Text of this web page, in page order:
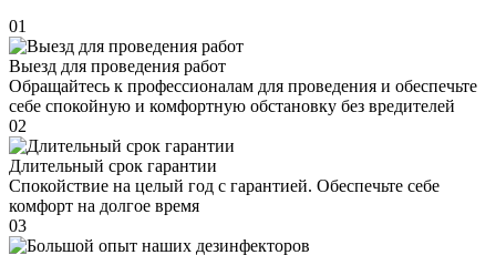
01
Выезд для проведения работ
Обращайтесь к профессионалам для проведения и обеспечьте
себе спокойную и комфортную обстановку без вредителей
02
Длительный срок гарантии
Спокойствие на целый год с гарантией. Обеспечьте себе
комфорт на долгое время
03